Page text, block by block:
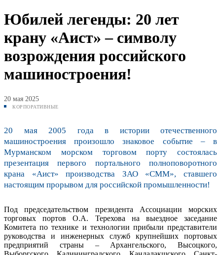
Юбилей легенды: 20 лет
крану «Аист» – символу
возрождения российского
машиностроения!
20 мая 2025
КОРПОРАТИВНЫЕ
20 мая 2005 года в истории отечественного
машиностроения произошло знаковое событие – в
Мурманском морском торговом порту состоялась
презентация первого портального полноповоротного
крана «Аист» производства ЗАО «СММ», ставшего
настоящим прорывом для российской промышленности!
Под председательством президента Ассоциации морских
торговых портов О.А. Терехова на выездное заседание
Комитета по технике и технологии прибыли представители
руководства и инженерных служб крупнейших портовых
предприятий страны – Архангельского, Высоцкого,